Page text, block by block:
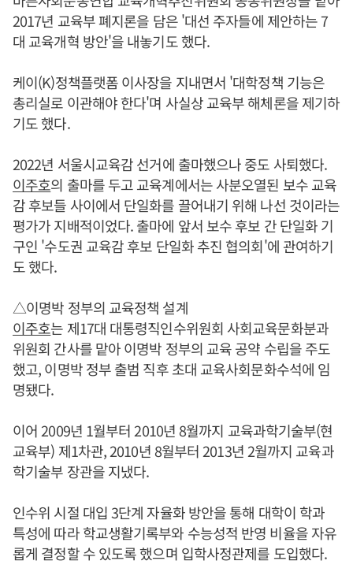
2017년 교육부 폐지론을 담은 '대선 주자들에 제안하는 7
대 교육개혁 방안'을 내놓기도 했다.
케이(K)정책플랫폼 이사장을 지내면서 '대학정책 기능은
총리실로 이관해야 한다'며 사실상 교육부 해체론을 제기하
기도 했다.
2022년 서울시교육감 선거에 출마했으나 중도 사퇴했다.
이주호의 출마를 두고 교육계에서는 사분오열된 보수 교육
감 후보들 사이에서 단일화를 끌어내기 위해 나선 것이라는
평가가 지배적이었다. 출마에 앞서 보수 후보 간 단일화 기
구인 '수도권 교육감 후보 단일화 추진 협의회'에 관여하기
도 했다.
△이명박 정부의 교육정책 설계
이주호는 제17대 대통령직인수위원회 사회교육문화분과
위원회 간사를 맡아 이명박 정부의 교육 공약 수립을 주도
했고, 이명박 정부 출범 직후 초대 교육사회문화수석에 임
명됐다.
이어 2009년 1월부터 2010년 8월까지 교육과학기술부(현
교육부) 제1차관, 2010년 8월부터 2013년 2월까지 교육과
학기술부 장관을 지냈다.
인수위 시절 대입 3단계 자율화 방안을 통해 대학이 학과
특성에 따라 학교생활기록부와 수능성적 반영 비율을 자유
롭게 결정할 수 있도록 했으며 입학사정관제를 도입했다.